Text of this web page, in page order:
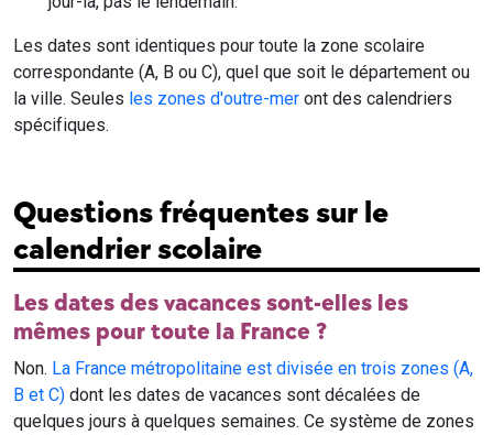
Les dates sont identiques pour toute la zone scolaire
correspondante (A, B ou C), quel que soit le département ou
la ville. Seules les zones d'outre-mer ont des calendriers
spécifiques.
Questions fréquentes sur le
calendrier scolaire
Les dates des vacances sont-elles les
mêmes pour toute la France ?
Non. La France métropolitaine est divisée en trois zones (A,
B et C) dont les dates de vacances sont décalées de
quelques jours à quelques semaines. Ce système de zones